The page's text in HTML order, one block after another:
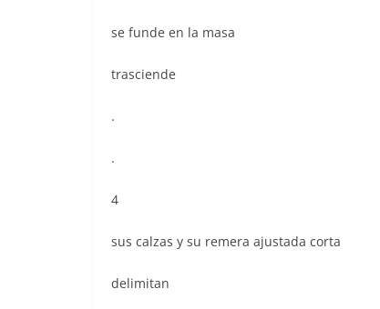
se funde en la masa
trasciende
.
.
4
sus calzas y su remera ajustada corta
delimitan